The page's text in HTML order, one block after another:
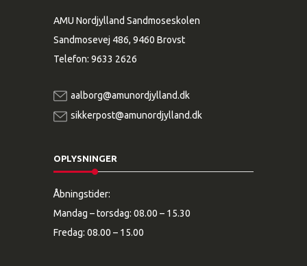
AMU Nordjylland Sandmoseskolen
Sandmosevej 486, 9460 Brovst
Telefon: 9633 2626
aalborg@amunordjylland.dk
sikkerpost@amunordjylland.dk
OPLYSNINGER
Åbningstider:
Mandag – torsdag: 08.00 – 15.30
Fredag: 08.00 – 15.00